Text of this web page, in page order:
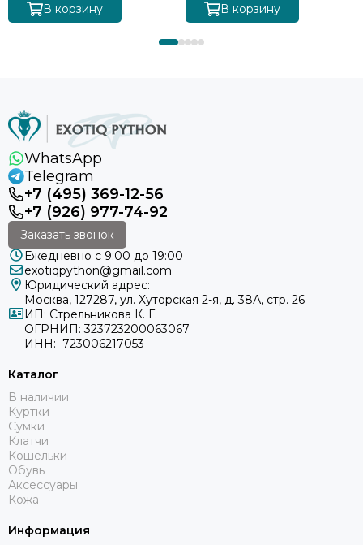
В корзину В корзину
WhatsApp
Telegram
+7 (495) 369-12-56
+7 (926) 977-74-92
Заказать звонок
Ежедневно с 9:00 до 19:00
exotiqpython@gmail.com
Юридический адрес:
Москва, 127287, ул. Хуторская 2-я, д. 38А, стр. 26
ИП: Стрельникова К. Г.
ОГРНИП: 323723200063067
ИНН: 723006217053
Каталог
В наличии
Куртки
Сумки
Клатчи
Кошельки
Обувь
Аксессуары
Кожа
Информация